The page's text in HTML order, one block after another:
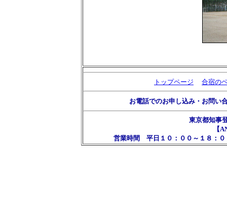
トップページ 合宿の
お電話でのお申し込み・お問い
東京都知事
【
営業時間 平日１０：００～１８：